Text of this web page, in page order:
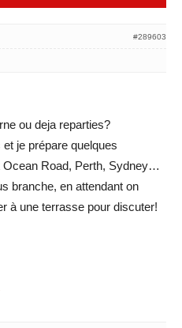
#289603
ou deja reparties?
je prépare quelques
Road, Perth, Sydney…
branche, en attendant on
à une terrasse pour discuter!